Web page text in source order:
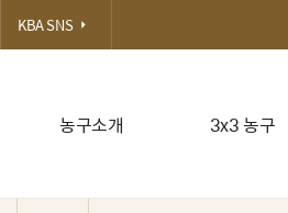
농구소개 3x3 농구
KBA SNS